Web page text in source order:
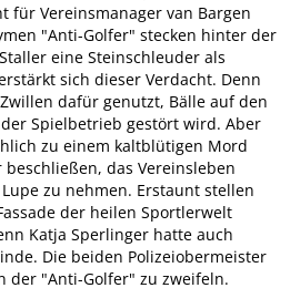
für Vereinsmanager van Bargen
"Anti-Golfer" stecken hinter der
eine Steinschleuder als
sich dieser Verdacht. Denn
dafür genutzt, Bälle auf den
Spielbetrieb gestört wird. Aber
zu einem kaltblütigen Mord
das Vereinsleben
zu nehmen. Erstaunt stellen
der heilen Sportlerwelt
Katja Sperlinger hatte auch
Die beiden Polizeiobermeister
der "Anti-Golfer" zu zweifeln.